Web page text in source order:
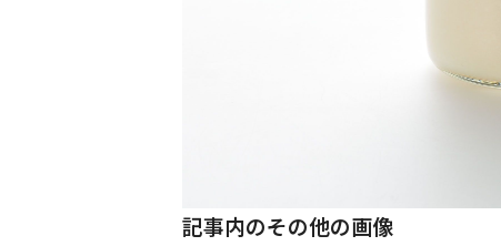
記事内のその他の画像